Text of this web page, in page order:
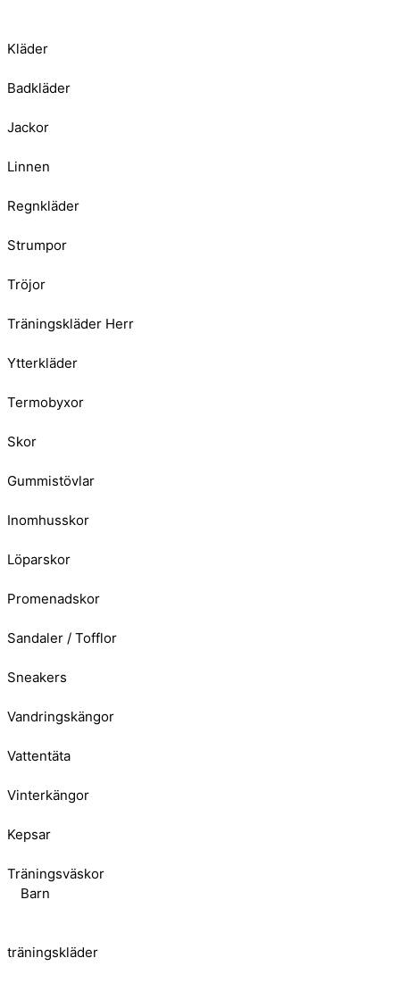
Kläder
Badkläder
Jackor
Linnen
Regnkläder
Strumpor
Tröjor
Träningskläder Herr
Ytterkläder
Termobyxor
Skor
Gummistövlar
Inomhusskor
Löparskor
Promenadskor
Sandaler / Tofflor
Sneakers
Vandringskängor
Vattentäta
Vinterkängor
Kepsar
Träningsväskor
Barn
träningskläder